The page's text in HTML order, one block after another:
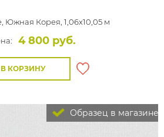
Южная Корея, 1,06x10,05 м
4 800 руб.
В КОРЗИНУ
Образец в магазине